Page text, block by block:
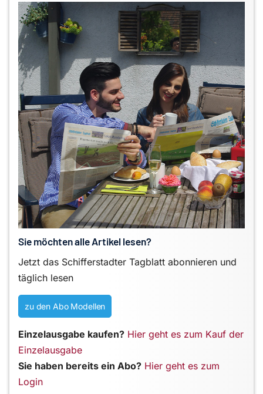
Sie möchten alle Artikel lesen?
Jetzt das Schifferstadter Tagblatt abonnieren und
täglich lesen
zu den Abo Modellen
Einzelausgabe kaufen? Hier geht es zum Kauf der
Einzelausgabe
Sie haben bereits ein Abo? Hier geht es zum
Login